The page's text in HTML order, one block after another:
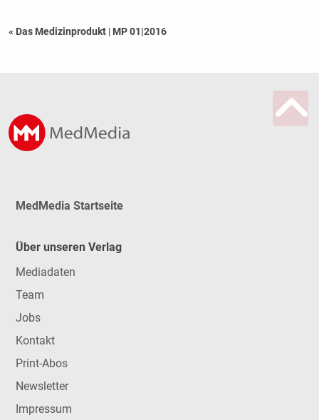
« Das Medizinprodukt | MP 01|2016
MedMedia Startseite
Über unseren Verlag
Mediadaten
Team
Jobs
Kontakt
Print-Abos
Newsletter
Impressum